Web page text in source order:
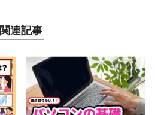
関連記事